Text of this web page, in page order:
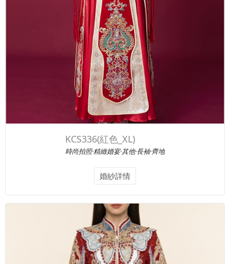
KCS336(紅色_XL)
時尚拍照·精緻婚宴·其他·長袖·齊地
婚紗詳情